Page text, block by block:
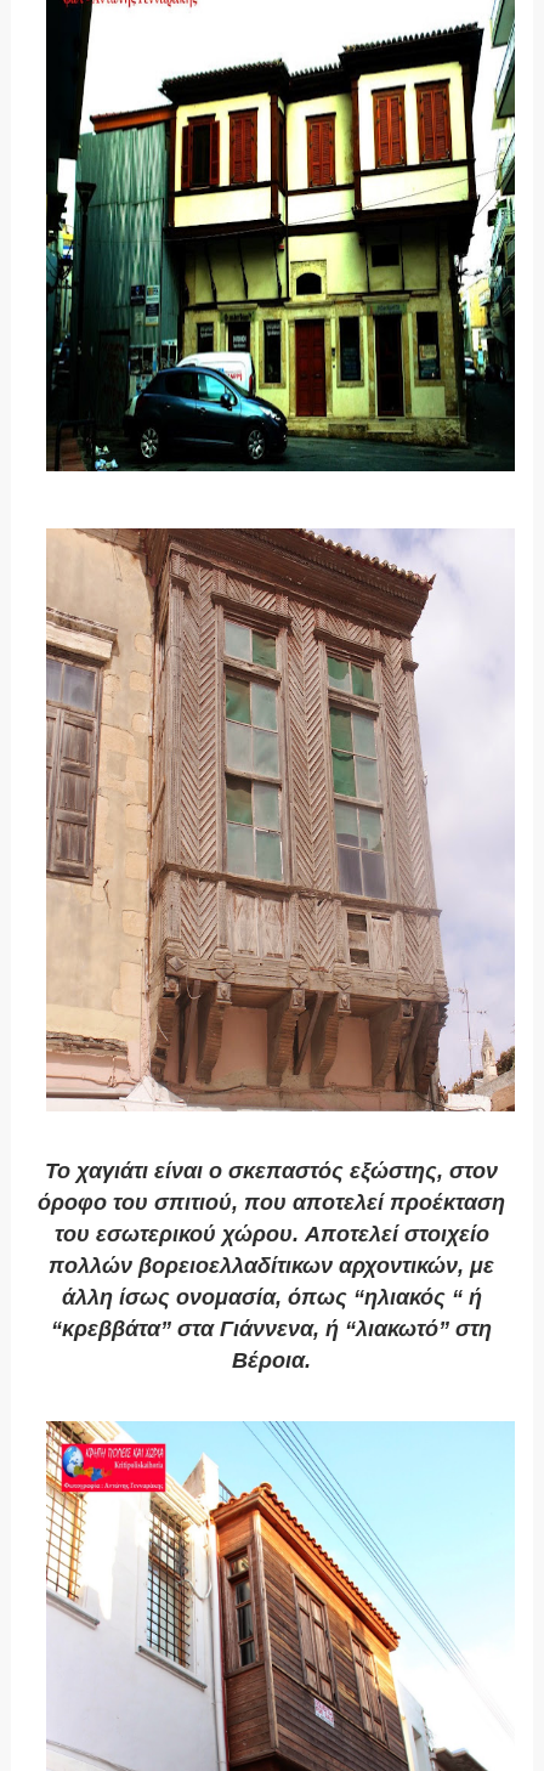
Το χαγιάτι είναι ο σκεπαστός εξώστης, στον
όροφο του σπιτιού, που αποτελεί προέκταση
του εσωτερικού χώρου. Αποτελεί στοιχείο
πολλών βορειοελλαδίτικων αρχοντικών, με
άλλη ίσως ονομασία, όπως “ηλιακός “ ή
“κρεββάτα” στα Γιάννενα, ή “λιακωτό” στη
Βέροια.